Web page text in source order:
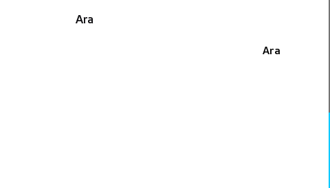
Ara
Ara